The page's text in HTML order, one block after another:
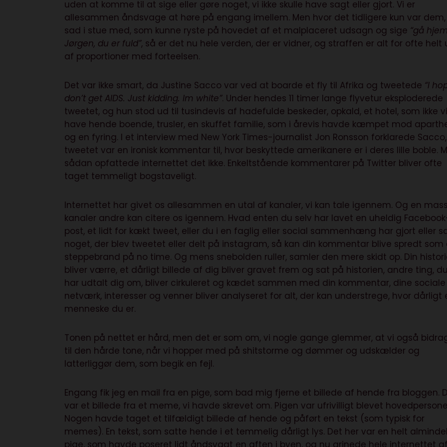
uden at komme til at sige eller gøre noget, vi ikke skulle have sagt eller gjort. Vi er
allesammen åndsvage at høre på engang imellem. Men hvor det tidligere kun var dem,
sad i stue med, som kunne ryste på hovedet af et malplaceret udsagn og sige “gå hjem
Jørgen, du er fuld”, så er det nu hele verden, der er vidner, og straffen er alt for ofte helt
af proportioner med forteelsen.
Det var ikke smart, da Justine Sacco var ved at boarde et fly til Afrika og tweetede “I
don’t get AIDS. Just kidding. Im white”. Under hendes 11 timer lange flyvetur eksploderede
tweetet, og hun stod ud til tusindevis af hadefulde beskeder, opkald, et hotel, som ikke
have hende boende, trusler, en skuffet familie, som i årevis havde kæmpet mod
og en fyring. I et interview med New York Times-journalist Jon Ronsson forklarede
tweetet var en ironisk kommentar til, hvor beskyttede amerikanere er i deres lille boble.
sådan opfattede internettet det ikke. Enkeltstående kommentarer på Twitter bliver ofte
taget temmeligt bogstaveligt.
Internettet har givet os allesammen en utal af kanaler, vi kan tale igennem. Og en
kanaler andre kan citere os igennem. Hvad enten du selv har lavet en uheldig
post, et lidt for kækt tweet, eller du i en faglig eller social sammenhæng har gjort eller
noget, der blev tweetet eller delt på instagram, så kan din kommentar blive spredt som
steppebrand på no time. Og mens snebolden ruller, samler den mere skidt op. Din
bliver værre, et dårligt billede af dig bliver gravet frem og sat på historien, andre ting, du
har udtalt dig om, bliver cirkuleret og kædet sammen med din kommentar, dine sociale
netværk, interesser og venner bliver analyseret for alt, der kan understrege, hvor dårligt
menneske du er.
Tonen på nettet er hård, men det er som om, vi nogle gange glemmer, at vi også
til den hårde tone, når vi hopper med på shitstorme og dømmer og udskælder og
latterliggør dem, som begik en fejl.
Engang fik jeg en mail fra en pige, som bad mig fjerne et billede af hende fra bloggen.
var et billede fra et meme, vi havde skrevet om. Pigen var ufrivilligt blevet
Nogen havde taget et tilfældigt billede af hende og påført en tekst (som typisk for
memes). En tekst, som satte hende i et temmelig dårligt lys. Det her var en helt